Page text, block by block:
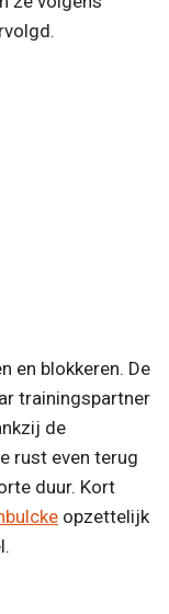
en blokkeren. De
trainingspartner
de
rust even terug
duur. Kort
opzettelijk